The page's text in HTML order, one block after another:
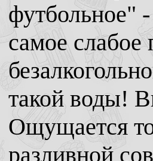
футбольное"
самое слабое
такой воды!
Ощущается
разливной